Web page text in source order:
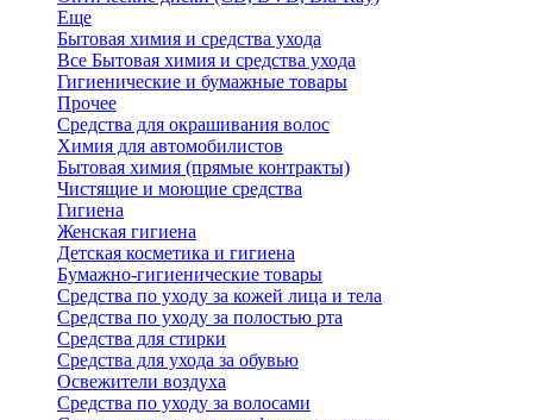
Еще
Бытовая химия и средства ухода
Все Бытовая химия и средства ухода
Гигиенические и бумажные товары
Прочее
Средства для окрашивания волос
Химия для автомобилистов
Бытовая химия (прямые контракты)
Чистящие и моющие средства
Гигиена
Женская гигиена
Детская косметика и гигиена
Бумажно-гигиенические товары
Средства по уходу за кожей лица и тела
Средства по уходу за полостью рта
Средства для стирки
Средства для ухода за обувью
Освежители воздуха
Средства по уходу за волосами